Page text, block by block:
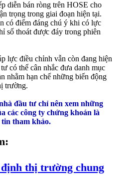
diễn bán ròng trên HOSE cho
trọng trong giai đoạn hiện tại.
có điểm đáng chú ý khi có lực
số thoát được đáy trong phiên
lực điều chỉnh vẫn còn đang hiện
có thể cân nhắc đưa danh mục
nhằm hạn chế những biến động
trường.
đầu tư chỉ nên xem những
các công ty chứng khoán là
tham khảo.
thị trường chung